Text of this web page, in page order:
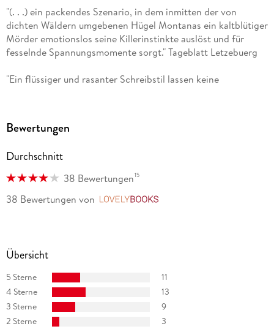
Last Girl Standingund (zusammen mit Rosalind Noonan) die
Thriller
Greed - Tödliche Gierund
Diabolic - Fatales Vergehen. Ihre weltweite Gesamtauflage
Hunden lebt Lisa Jackson im Pazifischen Nordwesten der
USA. Mehr Infos finden Leser*innen online auf lisajackson.
"(. . .) ein packendes Szenario, in dem inmitten der von
dichten Wäldern umgebenen Hügel Montanas ein kaltblütiger
Mörder emotionslos seine Killerinstinkte auslöst und für
fesselnde Spannungsmomente sorgt." Tageblatt Letzebuerg
"Ein flüssiger und rasanter Schreibstil lassen keine
Bewertungen
Durchschnitt
38 Bewertungen15
38 Bewertungen von
Übersicht
5 Sterne
11
4 Sterne
13
3 Sterne
9
2 Sterne
3